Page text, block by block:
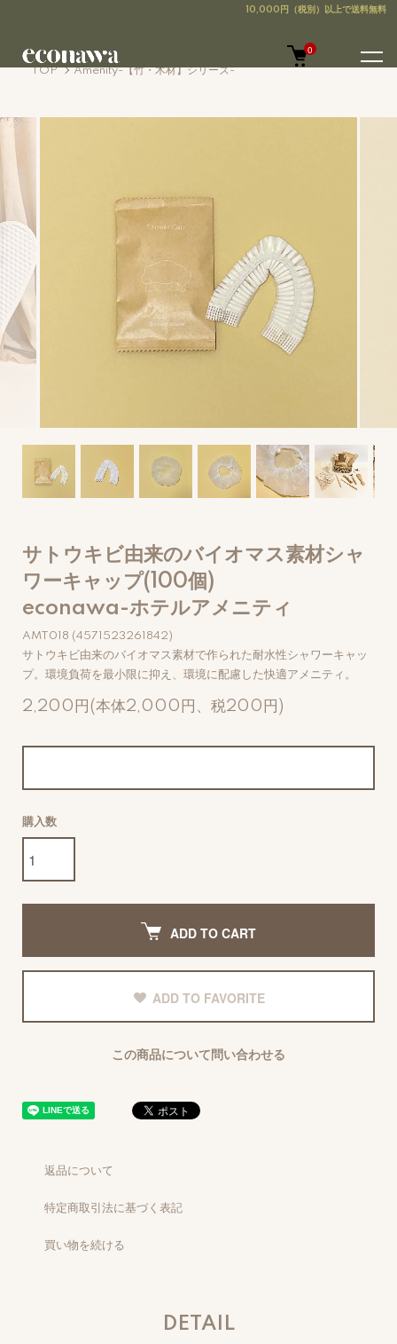
0
TOP Amenity-【竹・木材】シリーズ-
サトウキビ由来のバイオマス素材シャ
ワーキャップ(100個)
econawa-ホテルアメニティ
AMT018 (4571523261842)
サトウキビ由来のバイオマス素材で作られた耐水性シャワーキャッ
プ。環境負荷を最小限に抑え、環境に配慮した快適アメニティ。
2,200円(本体2,000円、税200円)
購入数
ADD TO CART
ADD TO FAVORITE
この商品について問い合わせる
返品について
特定商取引法に基づく表記
買い物を続ける
DETAIL